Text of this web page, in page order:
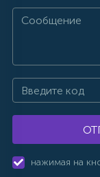
нажимая на